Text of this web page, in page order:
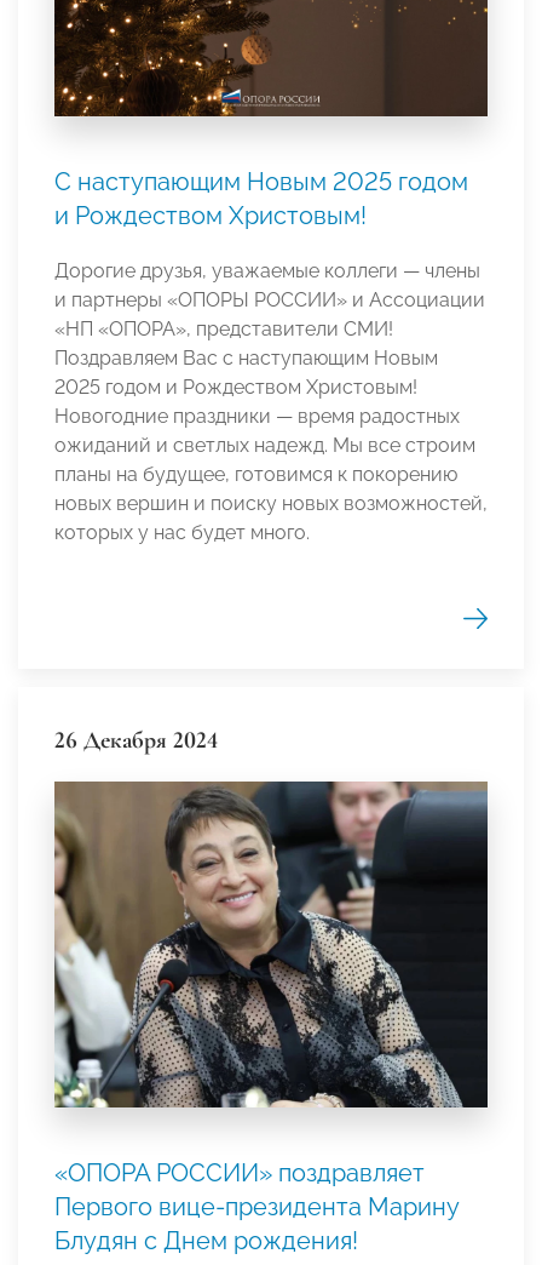
С наступающим Новым 2025 годом
и Рождеством Христовым!
Дорогие друзья, уважаемые коллеги — члены
и партнеры «ОПОРЫ РОССИИ» и Ассоциации
«НП «ОПОРА», представители СМИ!
Поздравляем Вас с наступающим Новым
2025 годом и Рождеством Христовым!
Новогодние праздники — время радостных
ожиданий и светлых надежд. Мы все строим
планы на будущее, готовимся к покорению
новых вершин и поиску новых возможностей,
которых у нас будет много.
26 Декабря 2024
«ОПОРА РОССИИ» поздравляет
Первого вице-президента Марину
Блудян с Днем рождения!